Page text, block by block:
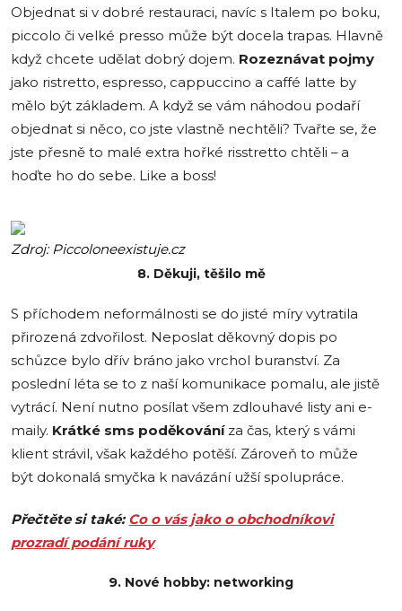
Objednat si v dobré restauraci, navíc s Italem po boku,
piccolo či velké presso může být docela trapas. Hlavně
když chcete udělat dobrý dojem. Rozeznávat pojmy
jako ristretto, espresso, cappuccino a caffé latte by
mělo být základem. A když se vám náhodou podaří
objednat si něco, co jste vlastně nechtěli? Tvařte se, že
jste přesně to malé extra hořké risstretto chtěli – a
hoďte ho do sebe. Like a boss!
Zdroj: Piccoloneexistuje.cz
8. Děkuji, těšilo mě
S příchodem neformálnosti se do jisté míry vytratila
přirozená zdvořilost. Neposlat děkovný dopis po
schůzce bylo dřív bráno jako vrchol buranství. Za
poslední léta se to z naší komunikace pomalu, ale jistě
vytrácí. Není nutno posílat všem zdlouhavé listy ani e-
maily. Krátké sms poděkováníza čas, který s vámi
klient strávil, však každého potěší. Zároveň to může
být dokonalá smyčka k navázání užší spolupráce.
Přečtěte si také: Co o vás jako o obchodníkovi
prozradí podání ruky
9. Nové hobby: networking